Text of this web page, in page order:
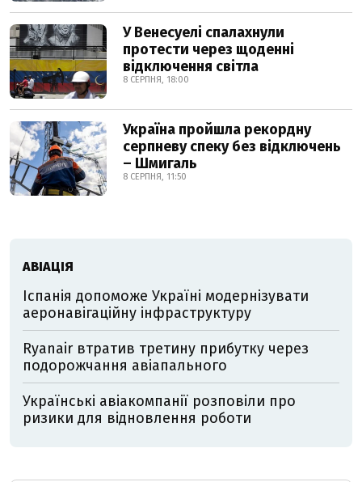
У Венесуелі спалахнули
протести через щоденні
відключення світла
8 СЕРПНЯ, 18:00
Україна пройшла рекордну
серпневу спеку без відключень
– Шмигаль
8 СЕРПНЯ, 11:50
АВІАЦІЯ
Іспанія допоможе Україні модернізувати
аеронавігаційну інфраструктуру
Ryanair втратив третину прибутку через
подорожчання авіапального
Українські авіакомпанії розповіли про
ризики для відновлення роботи